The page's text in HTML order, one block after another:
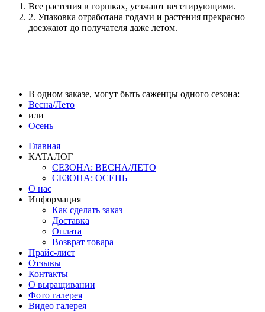
Все растения в горшках, уезжают вегетирующими.
2. Упаковка отработана годами и растения прекрасно
доезжают до получателя даже летом.
В одном заказе, могут быть саженцы одного сезона:
Весна/Лето
или
Осень
Главная
КАТАЛОГ
СЕЗОНА: ВЕСНА/ЛЕТО
СЕЗОНА: ОСЕНЬ
О нас
Информация
Как сделать заказ
Доставка
Оплата
Возврат товара
Прайс-лист
Отзывы
Контакты
О выращивании
Фото галерея
Видео галерея